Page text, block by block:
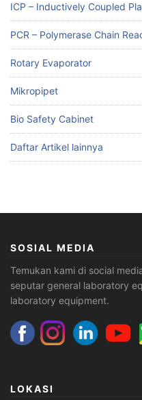
ICP – Inductively Coupled
PCR – Polymerase Chain
Rotary Evaporator
Mikropipet
Bio Safety Cabinet
Daftar Artikel lainnya
SOSIAL MEDIA
Temukan kami di social
seputar general laboratory
laboratory equipment.
LOKASI